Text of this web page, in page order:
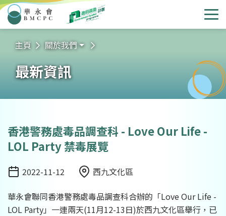
華永會 選
主頁 關於我們
最新資訊
香港警務處毒品調查科 - Love Our Life -
LOL Party 禁毒展覽
日期2022-11-12 地點西九文化區
華永會聯同香港警務處毒品調查科合辦的「Love Our Life -
LOL Party」一連兩天(11月12-13日)於西九文化區舉行，已